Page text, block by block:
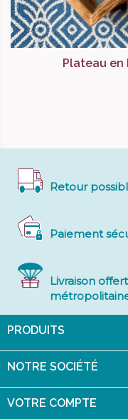
Plateau en
Retour
Paiement
Livraison
PRODUITS
NOTRE SOCIÉTÉ
VOTRE COMPTE